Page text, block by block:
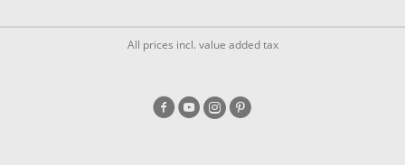
All prices incl. value added tax